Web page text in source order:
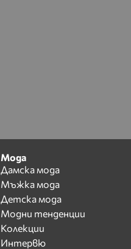
Мода
Дамска мода
Мъжка мода
Детска мода
Модни тенденции
Колекции
Интервю